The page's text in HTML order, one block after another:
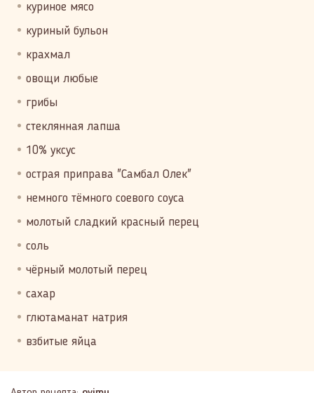
куриное мясо
куриный бульон
крахмал
овощи любые
грибы
стеклянная лапша
10% уксус
острая приправа "Самбал Олек"
немного тёмного соевого соуса
молотый сладкий красный перец
соль
чёрный молотый перец
сахар
глютаманат натрия
взбитые яйца